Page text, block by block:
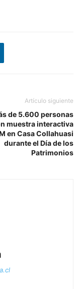
Artículo siguiente
de 5.600 personas
muestra interactiva
en Casa Collahuasi
durante el Día de los
Patrimonios